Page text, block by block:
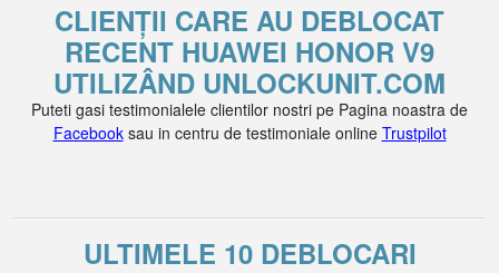
CLIENȚII CARE AU DEBLOCAT
RECENT HUAWEI HONOR V9
UTILIZÂND UNLOCKUNIT.COM
Puteti gasi testimonialele clientilor nostri pe Pagina noastra de
Facebooksau in centru de testimoniale online Trustpilot
ULTIMELE 10 DEBLOCARI